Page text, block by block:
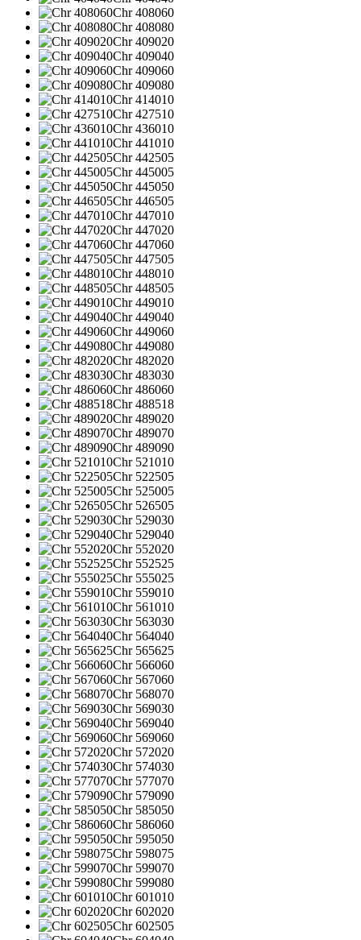
Chr 408060
Chr 408080
Chr 409020
Chr 409040
Chr 409060
Chr 409080
Chr 414010
Chr 427510
Chr 436010
Chr 441010
Chr 442505
Chr 445005
Chr 445050
Chr 446505
Chr 447010
Chr 447020
Chr 447060
Chr 447505
Chr 448010
Chr 448505
Chr 449010
Chr 449040
Chr 449060
Chr 449080
Chr 482020
Chr 483030
Chr 486060
Chr 488518
Chr 489020
Chr 489070
Chr 489090
Chr 521010
Chr 522505
Chr 525005
Chr 526505
Chr 529030
Chr 529040
Chr 552020
Chr 552525
Chr 555025
Chr 559010
Chr 561010
Chr 563030
Chr 564040
Chr 565625
Chr 566060
Chr 567060
Chr 568070
Chr 569030
Chr 569040
Chr 569060
Chr 572020
Chr 574030
Chr 577070
Chr 579090
Chr 585050
Chr 586060
Chr 595050
Chr 598075
Chr 599070
Chr 599080
Chr 601010
Chr 602020
Chr 602505